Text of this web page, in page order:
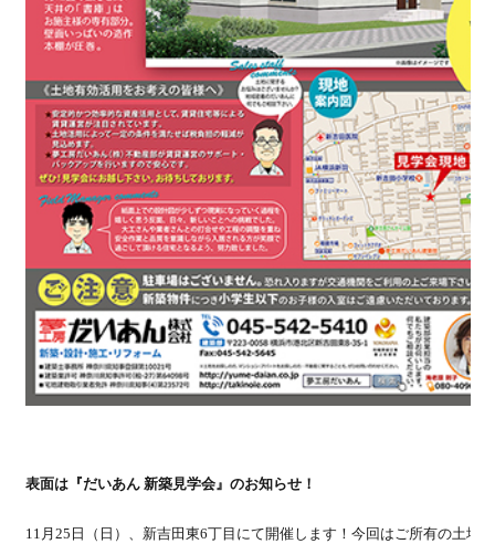
表面は 『だいあん 新築見学会』のお知らせ！
11月25日（日）、 新吉田東6丁目にて開催します！今回はご所有の土地